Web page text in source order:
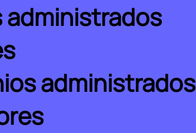
administrados
administrados